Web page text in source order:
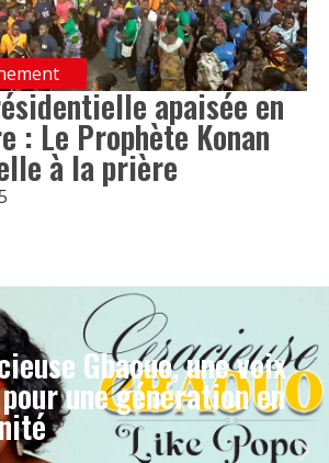
apaisée en
: Le Prophète Konan
à la prière
Gbaouo, une voix
une génération en